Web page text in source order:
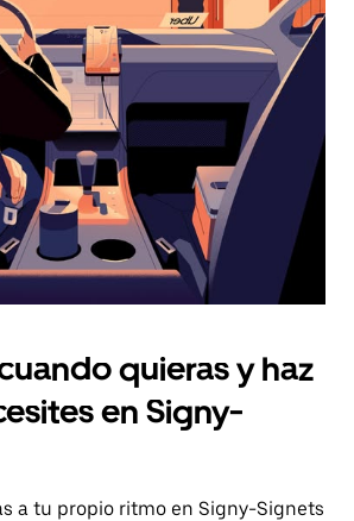
quieras y haz
en Signy-
a tu propio ritmo en Signy-Signets